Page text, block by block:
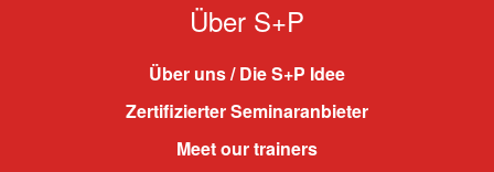
Über S+P
Über uns / Die S+P Idee
Zertifizierter Seminaranbieter
Meet our trainers